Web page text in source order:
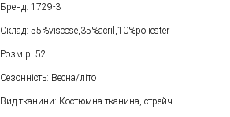
Бренд: 1729-3
Склад: 55%viscose,35%aсril,10%poliester
Розмір: 52
Сезонність: Весна/літо
Вид тканини: Костюмна тканина, стрейч